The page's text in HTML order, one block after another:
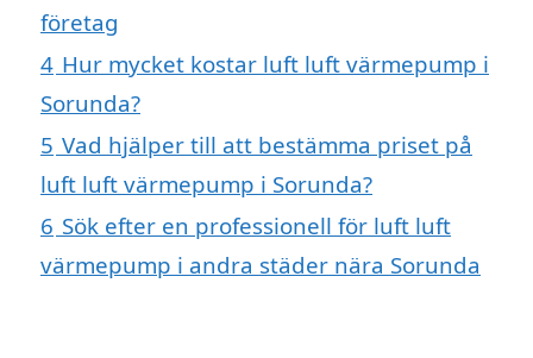
företag
4 Hur mycket kostar luft luft värmepump i
Sorunda?
5 Vad hjälper till att bestämma priset på
luft luft värmepump i Sorunda?
6 Sök efter en professionell för luft luft
värmepump i andra städer nära Sorunda